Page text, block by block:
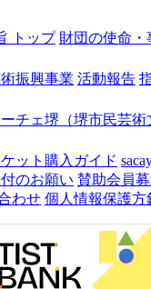
トップ 財団の使命・
振興事業 活動報告
チェ堺（堺市民芸術
ット購入ガイド
のお願い 賛助会員
わせ 個人情報保護方